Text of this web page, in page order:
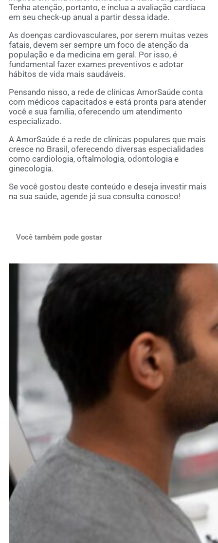
Tenha atenção, portanto, e inclua a avaliação cardíaca
em seu check-up anual a partir dessa idade.
As doenças cardiovasculares, por serem muitas vezes
fatais, devem ser sempre um foco de atenção da
população e da medicina em geral. Por isso, é
fundamental fazer exames preventivos e adotar
hábitos de vida mais saudáveis.
Pensando nisso, a rede de clínicas AmorSaúde conta
com médicos capacitados e está pronta para atender
você e sua família, oferecendo um atendimento
especializado.
A AmorSaúde é a rede de clínicas populares que mais
cresce no Brasil, oferecendo diversas especialidades
como cardiologia, oftalmologia, odontologia e
ginecologia.
Se você gostou deste conteúdo e deseja investir mais
na sua saúde, agende já sua consulta conosco!
Você também pode gostar